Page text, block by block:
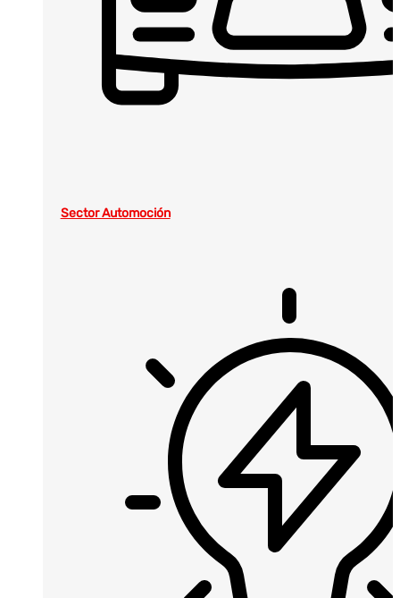
Sector Automoción